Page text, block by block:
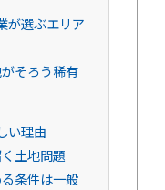
が選ぶエリア
そろう稀有
い理由
土地問題
条件は一般